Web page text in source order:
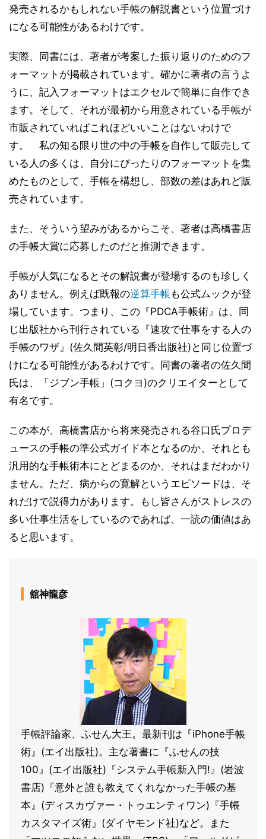
発売されるかもしれない手帳の解説書という位置づけ
になる可能性があるわけです。
実際、同書には、著者が考案した振り返りのためのフ
ォーマットが掲載されています。確かに著者の言うよ
うに、記入フォーマットはエクセルで簡単に自作でき
ます。そして、それが最初から用意されている手帳が
市販されていればこれほどいいことはないわけで
す。 私の知る限り世の中の手帳を自作して販売して
いる人の多くは、自分にぴったりのフォーマットを集
めたものとして、手帳を構想し、部数の差はあれど販
売されています。
また、そういう望みがあるからこそ、著者は高橋書店
の手帳大賞に応募したのだと推測できます。
手帳が人気になるとその解説書が登場するのも珍しく
ありません。例えば既報の逆算手帳 も公式ムックが登
場しています。つまり、この『PDCA手帳術』は、同
じ出版社から刊行されている『速攻で仕事をする人の
手帳のワザ』(佐久間英彰/明日香出版社)と同じ位置づ
けになる可能性があるわけです。同書の著者の佐久間
氏は、「ジブン手帳」(コクヨ)のクリエイターとして
有名です。
この本が、高橋書店から将来発売される谷口氏プロデ
ュースの手帳の準公式ガイド本となるのか、それとも
汎用的な手帳術本にとどまるのか、それはまだわかり
ません。ただ、病からの寛解というエピソードは、そ
れだけで説得力があります。もし皆さんがストレスの
多い仕事生活をしているのであれば、一読の価値はあ
ると思います。
舘神龍彦
手帳評論家、ふせん大王。最新刊は『iPhone手帳
術』(エイ出版社)。主な著書に『ふせんの技
100』(エイ出版社)『システム手帳新入門!』(岩波
書店)『意外と誰も教えてくれなかった手帳の基
本』(ディスカヴァー・トゥエンティワン)『手帳
カスタマイズ術』(ダイヤモンド社)など。また